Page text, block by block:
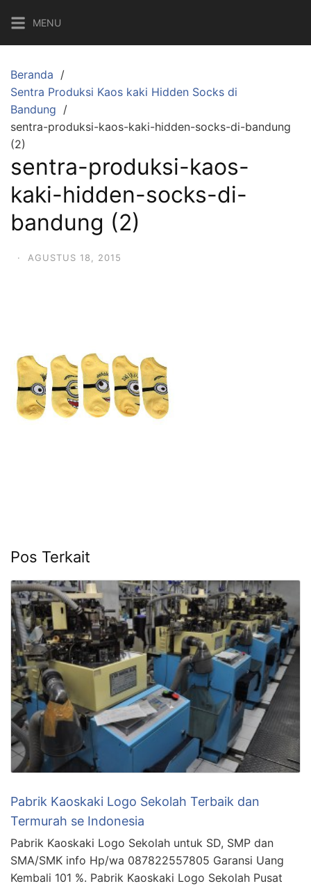
ke
konten
MENU
Beranda
Sentra Produksi Kaos kaki Hidden Socks di
Bandung
sentra-produksi-kaos-kaki-hidden-socks-di-bandung
(2)
sentra-produksi-kaos-
kaki-hidden-socks-di-
bandung (2)
· AGUSTUS 18, 2015
Pos Terkait
Pabrik Kaoskaki Logo Sekolah Terbaik dan
Termurah se Indonesia
Pabrik Kaoskaki Logo Sekolah untuk SD, SMP dan
SMA/SMK info Hp/wa 087822557805 Garansi Uang
Kembali 101 %. Pabrik Kaoskaki Logo Sekolah Pusat